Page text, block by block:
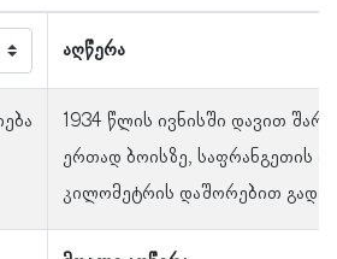
აღწერა
1934 წლის ივნისში დავით
ერთად ბოისზე, საფრანგეთის
კილომეტრის დაშორებით